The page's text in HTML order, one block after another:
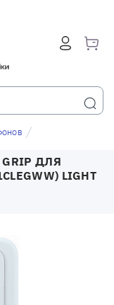
GRIP ДЛЯ
LIGHT